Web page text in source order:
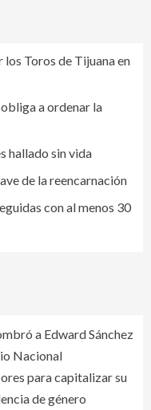
Toros de Tijuana en
a ordenar la
hallado sin vida
de la reencarnación
con al menos 30
a Edward Sánchez
Nacional
para capitalizar su
de género